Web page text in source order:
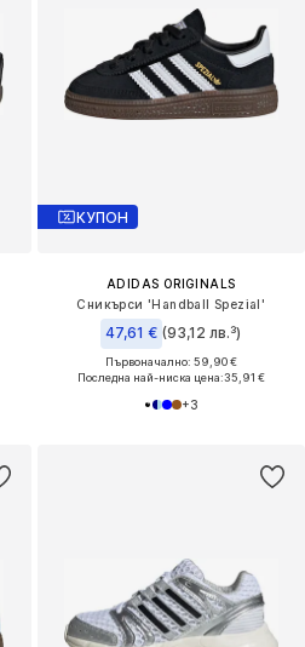
КУПОН
ADIDAS ORIGINALS
Сникърси 'Handball Spezial'
47,61 € (93,12 лв.³)
Първоначално: 59,90 €
Последна най-ниска цена:35,91 €
+3